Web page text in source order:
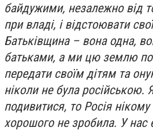
байдужими, незалежно від
при владі, і відстоювати
Батьківщина – вона одна,
батьками, а ми цю землю
передати своїм дітям та
ніколи не була російською.
подивитися, то Росія нікому
хорошого не зробила. У нас